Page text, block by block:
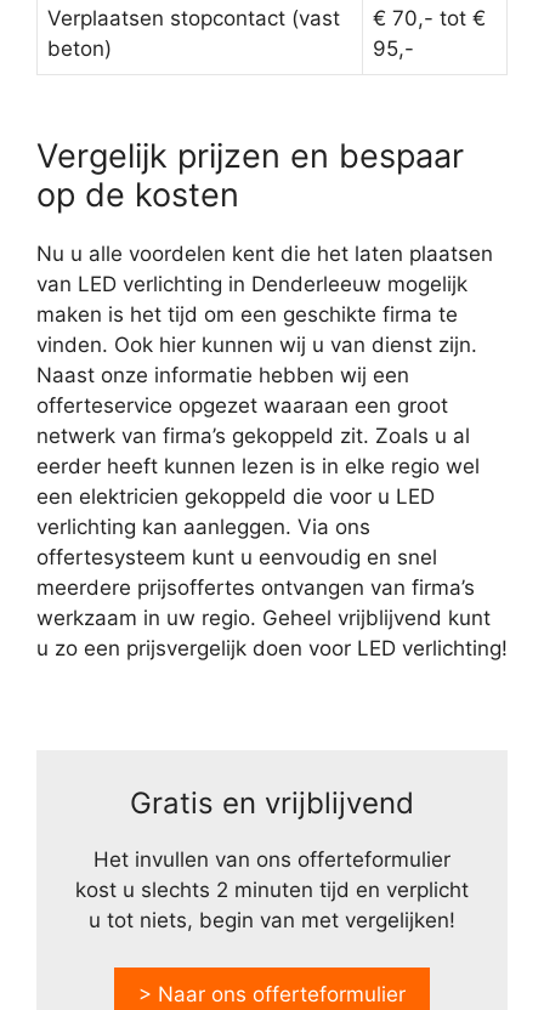
Verplaatsen stopcontact (vast
beton)
€ 70,- tot €
95,-
Vergelijk prijzen en bespaar
op de kosten
Nu u alle voordelen kent die het laten plaatsen
van LED verlichting in Denderleeuw mogelijk
maken is het tijd om een geschikte firma te
vinden. Ook hier kunnen wij u van dienst zijn.
Naast onze informatie hebben wij een
offerteservice opgezet waaraan een groot
netwerk van firma’s gekoppeld zit. Zoals u al
eerder heeft kunnen lezen is in elke regio wel
een elektricien gekoppeld die voor u LED
verlichting kan aanleggen. Via ons
offertesysteem kunt u eenvoudig en snel
meerdere prijsoffertes ontvangen van firma’s
werkzaam in uw regio. Geheel vrijblijvend kunt
u zo een prijsvergelijk doen voor LED verlichting!
Gratis en vrijblijvend
Het invullen van ons offerteformulier
kost u slechts 2 minuten tijd en verplicht
u tot niets, begin van met vergelijken!
> Naar ons offerteformulier